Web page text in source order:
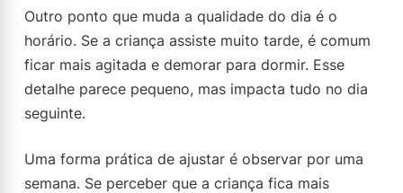
Outro ponto que muda a qualidade do dia é o
horário. Se a criança assiste muito tarde, é comum
ficar mais agitada e demorar para dormir. Esse
detalhe parece pequeno, mas impacta tudo no dia
seguinte.
Uma forma prática de ajustar é observar por uma
semana. Se perceber que a criança fica mais